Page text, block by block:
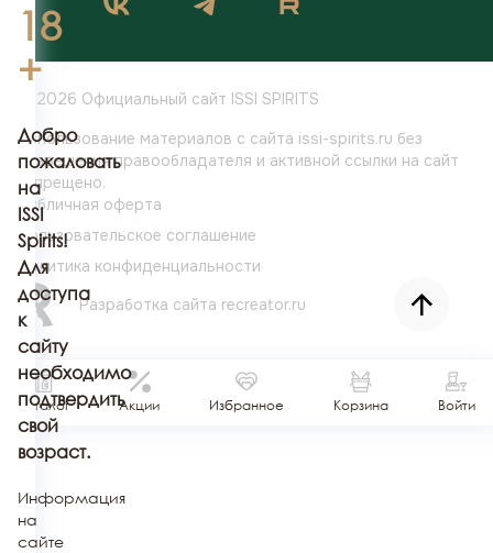
© 2026 Официальный сайт ISSI SPIRITS
Использование материалов с сайта issi-spirits.ru без
разрешенияправообладателя и активной ссылки на сайт
запрещено.
Публичная оферта
Пользовательское соглашение
Политика конфиденциальности
Разработка сайта recreator.ru
Каталог Акции Избранное Корзина Войти
18
+
Добро
пожаловать
на
ISSI
Spirits!
Для
доступа
к
сайту
необходимо
подтвердить
свой
возраст.
Информация
на
сайте